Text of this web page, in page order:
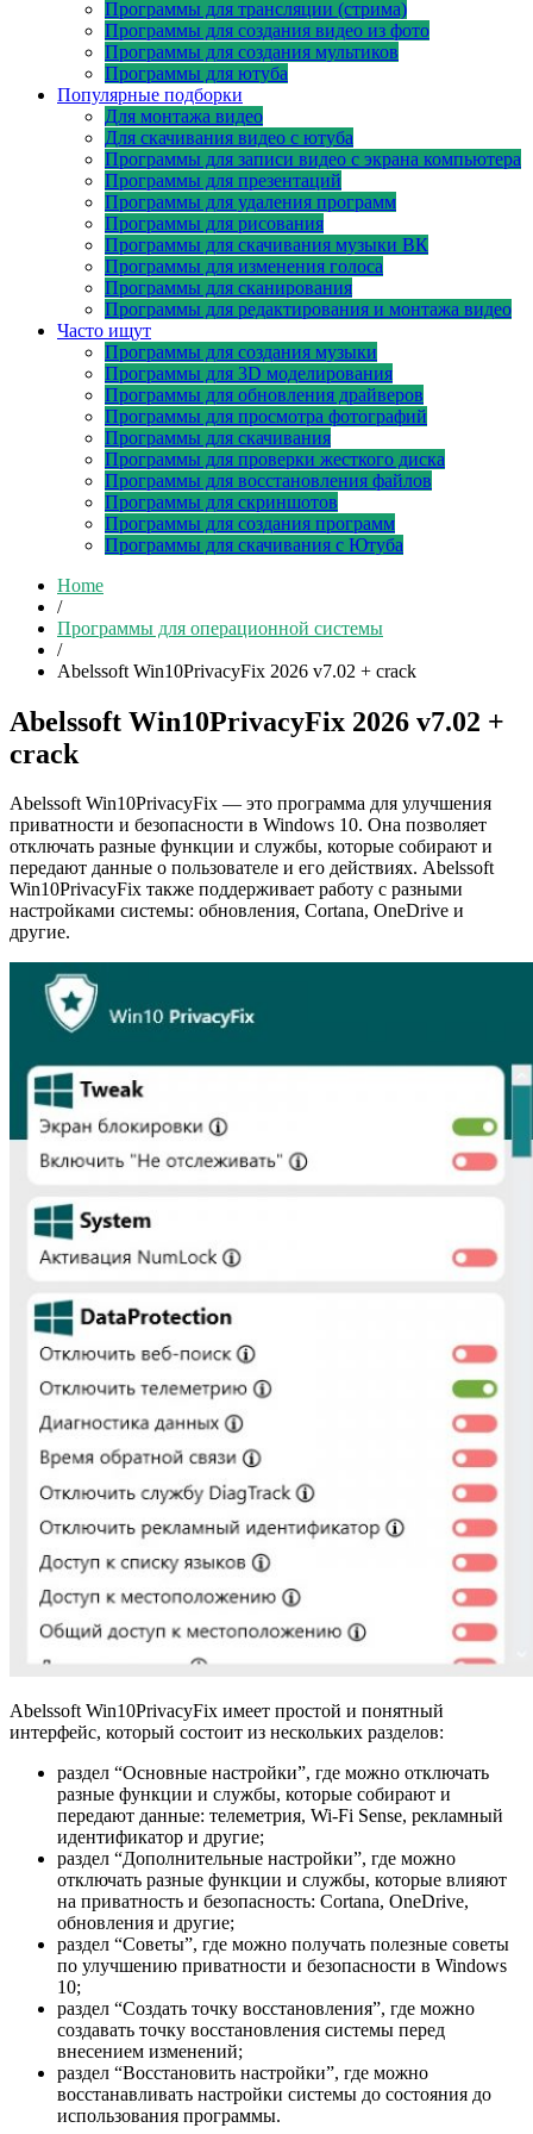
Программы для трансляции (стрима)
Программы для создания видео из фото
Программы для создания мультиков
Программы для ютуба
Популярные подборки
Для монтажа видео
Для скачивания видео с ютуба
Программы для записи видео с экрана компьютера
Программы для презентаций
Программы для удаления программ
Программы для рисования
Программы для скачивания музыки ВК
Программы для изменения голоса
Программы для сканирования
Программы для редактирования и монтажа видео
Часто ищут
Программы для создания музыки
Программы для 3D моделирования
Программы для обновления драйверов
Программы для просмотра фотографий
Программы для скачивания
Программы для проверки жесткого диска
Программы для восстановления файлов
Программы для скриншотов
Программы для создания программ
Программы для скачивания с Ютуба
Home
/
Программы для операционной системы
/
Abelssoft Win10PrivacyFix 2026 v7.02 + crack
Abelssoft Win10PrivacyFix 2026 v7.02 +
crack
Abelssoft Win10PrivacyFix — это программа для улучшения
приватности и безопасности в Windows 10. Она позволяет
отключать разные функции и службы, которые собирают и
передают данные о пользователе и его действиях. Abelssoft
Win10PrivacyFix также поддерживает работу с разными
настройками системы: обновления, Cortana, OneDrive и
другие.
Abelssoft Win10PrivacyFix имеет простой и понятный
интерфейс, который состоит из нескольких разделов:
раздел “Основные настройки”, где можно отключать
разные функции и службы, которые собирают и
передают данные: телеметрия, Wi-Fi Sense, рекламный
идентификатор и другие;
раздел “Дополнительные настройки”, где можно
отключать разные функции и службы, которые влияют
на приватность и безопасность: Cortana, OneDrive,
обновления и другие;
раздел “Советы”, где можно получать полезные советы
по улучшению приватности и безопасности в Windows
10;
раздел “Создать точку восстановления”, где можно
создавать точку восстановления системы перед
внесением изменений;
раздел “Восстановить настройки”, где можно
восстанавливать настройки системы до состояния до
использования программы.